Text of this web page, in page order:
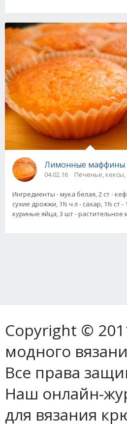
Лимонные маффины
04.02.16 Печенье,
Ингредиенты - мука белая, 2 ст -
сухие дрожжи, 1½ ч л - сахар, 1½ ст -
куриные яйца, 3 шт - растительное
Copyright ©
модного
Все права
Наш онлайн-
для вязания